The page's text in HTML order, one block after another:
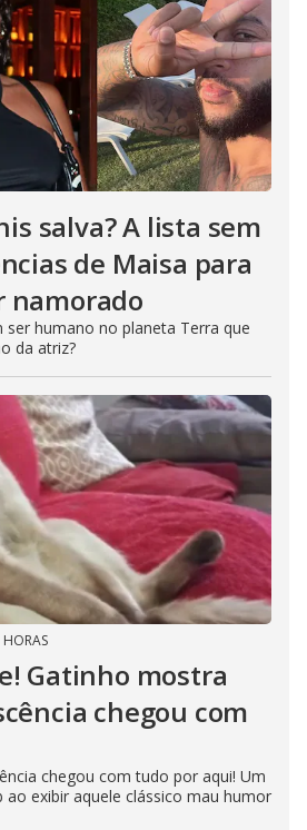
salva? A lista sem
de Maisa para
namorado
ser humano no planeta Terra que
da atriz?
Gatinho mostra
chegou com
chegou com tudo por aqui! Um
ao exibir aquele clássico mau humor